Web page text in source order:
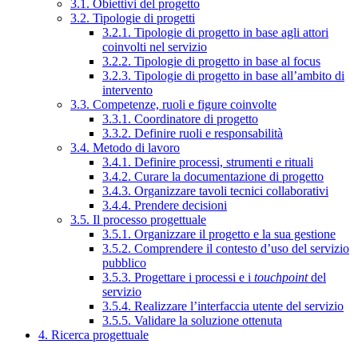
3.1. Obiettivi del progetto
3.2. Tipologie di progetti
3.2.1. Tipologie di progetto in base agli attori
coinvolti nel servizio
3.2.2. Tipologie di progetto in base al focus
3.2.3. Tipologie di progetto in base all’ambito di
intervento
3.3. Competenze, ruoli e figure coinvolte
3.3.1. Coordinatore di progetto
3.3.2. Definire ruoli e responsabilità
3.4. Metodo di lavoro
3.4.1. Definire processi, strumenti e rituali
3.4.2. Curare la documentazione di progetto
3.4.3. Organizzare tavoli tecnici collaborativi
3.4.4. Prendere decisioni
3.5. Il processo progettuale
3.5.1. Organizzare il progetto e la sua gestione
3.5.2. Comprendere il contesto d’uso del servizio
pubblico
3.5.3. Progettare i processi e i touchpointdel
servizio
3.5.4. Realizzare l’interfaccia utente del servizio
3.5.5. Validare la soluzione ottenuta
4. Ricerca progettuale